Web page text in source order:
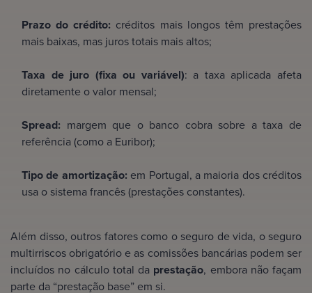
Prazo do crédito: créditos mais longos têm prestações
mais baixas, mas juros totais mais altos;
Taxa de juro (fixa ou variável): a taxa aplicada afeta
diretamente o valor mensal;
Spread: margem que o banco cobra sobre a taxa de
referência (como a Euribor);
Tipo de amortização:em Portugal, a maioria dos créditos
usa o sistema francês (prestações constantes).
Além disso, outros fatores como o seguro de vida, o seguro
multirriscos obrigatório e as comissões bancárias podem ser
incluídos no cálculo total da prestação, embora não façam
parte da “prestação base” em si.